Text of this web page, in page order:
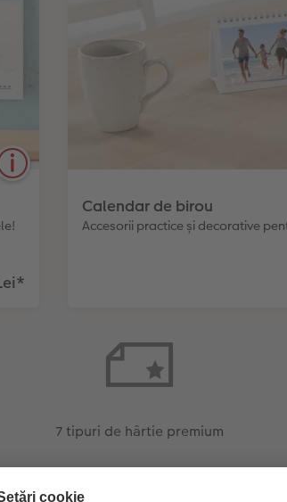
*
Calendar de birou
Accesorii practice și decorative
diferite tipuri
dumneavoastră: Calendarul
personalizat, disponibil în trei
fotografii care vă vor încanta
planificați evenimentele.
7 tipuri de hârtie premium